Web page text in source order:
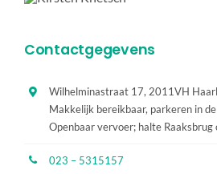
Contactgegevens
Wilhelminastraat 17, 2011VH
Makkelijk bereikbaar, parkeren in de
Openbaar vervoer; halte
023 – 5315157